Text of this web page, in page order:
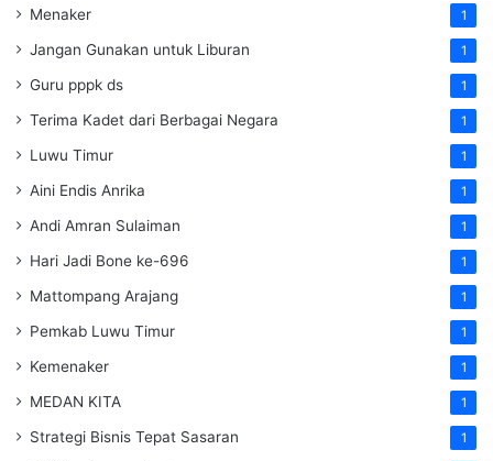
Menaker 1
Jangan Gunakan untuk Liburan 1
Guru pppk ds 1
Terima Kadet dari Berbagai Negara 1
Luwu Timur 1
Aini Endis Anrika 1
Andi Amran Sulaiman 1
Hari Jadi Bone ke-696 1
Mattompang Arajang 1
Pemkab Luwu Timur 1
Kemenaker 1
MEDAN KITA 1
Strategi Bisnis Tepat Sasaran 1